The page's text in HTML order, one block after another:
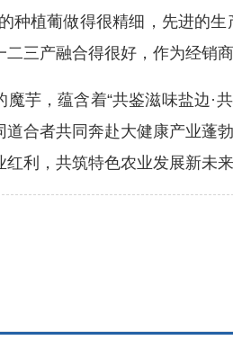
种植葡做得很精细，先进的
二三产融合得很好，作为经销
，蕴含着“共鉴滋味盐边·共
道合者共同奔赴大健康产业蓬
红利，共筑特色农业发展新未